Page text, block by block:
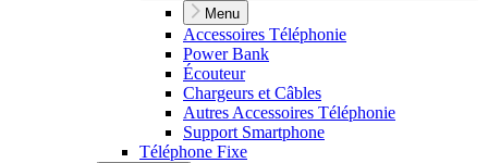
Menu
Accessoires Téléphonie
Power Bank
Écouteur
Chargeurs et Câbles
Autres Accessoires Téléphonie
Support Smartphone
Téléphone Fixe